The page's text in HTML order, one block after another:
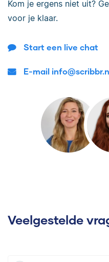
Kom je ergens niet uit?
voor je klaar.
Start een live chat
E-mail
Veelgestelde